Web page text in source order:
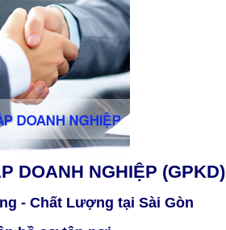
DOANH NGHIỆP (GPKD)
- Chất Lượng tại Sài Gòn